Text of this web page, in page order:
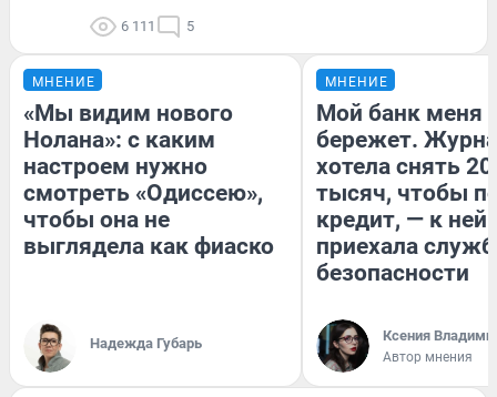
6 111 5
МНЕНИЕ
«Мы видим нового
Нолана»: с каким
настроем нужно
смотреть «Одиссею»,
чтобы она не
выглядела как фиаско
Надежда Губарь
МНЕНИЕ
Мой банк меня
бережет.
хотела снять
тысяч, чтобы
кредит, — к
приехала
безопасности
Ксения
Автор мнения